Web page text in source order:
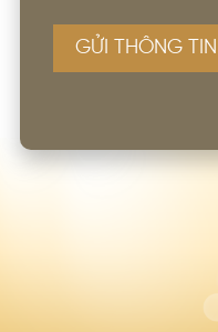
GỬI THÔNG TIN